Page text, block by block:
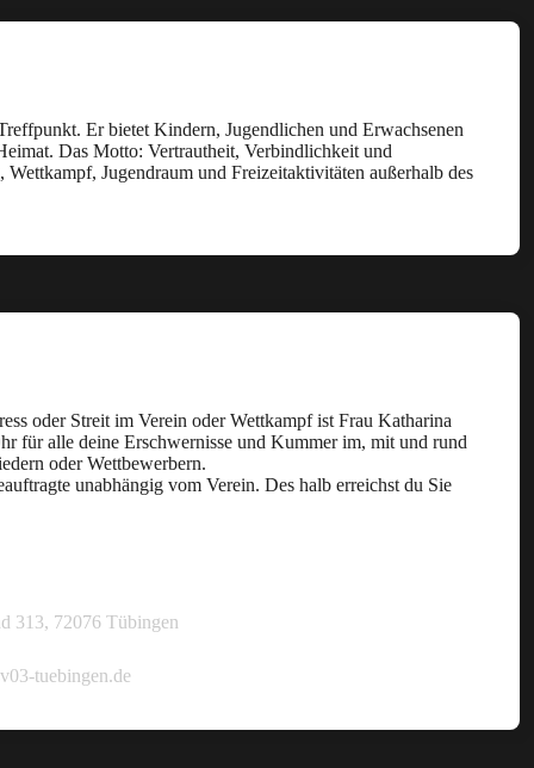
Er bietet Kindern, Jugendlichen und Erwachsenen
Das Motto: Vertrautheit, Verbindlichkeit und
Jugendraum und Freizeitaktivitäten außerhalb des
oder Streit im Verein oder Wettkampf ist Frau Katharina
für alle deine Erschwernisse und Kummer im, mit und rund
oder Wettbewerbern.
unabhängig vom Verein. Des halb erreichst du Sie
313, 72076 Tübingen
tuebingen.de